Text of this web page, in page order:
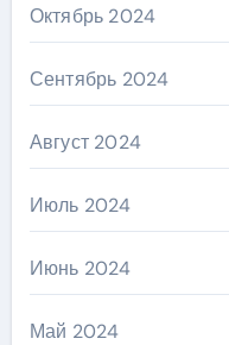
Октябрь 2024
Сентябрь 2024
Август 2024
Июль 2024
Июнь 2024
Май 2024